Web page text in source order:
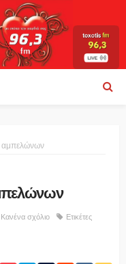
αμπελώνων
Κανένα σχόλιο Ετικέτες